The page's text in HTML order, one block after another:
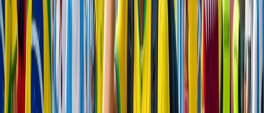
Cancelación
Experto en hoteles
Confirmación de reserva